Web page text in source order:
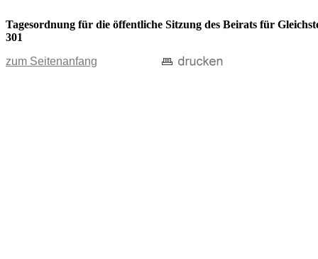
Tagesordnung für die öffentliche Sitzung des Beirats für
301
zum Seitenanfang